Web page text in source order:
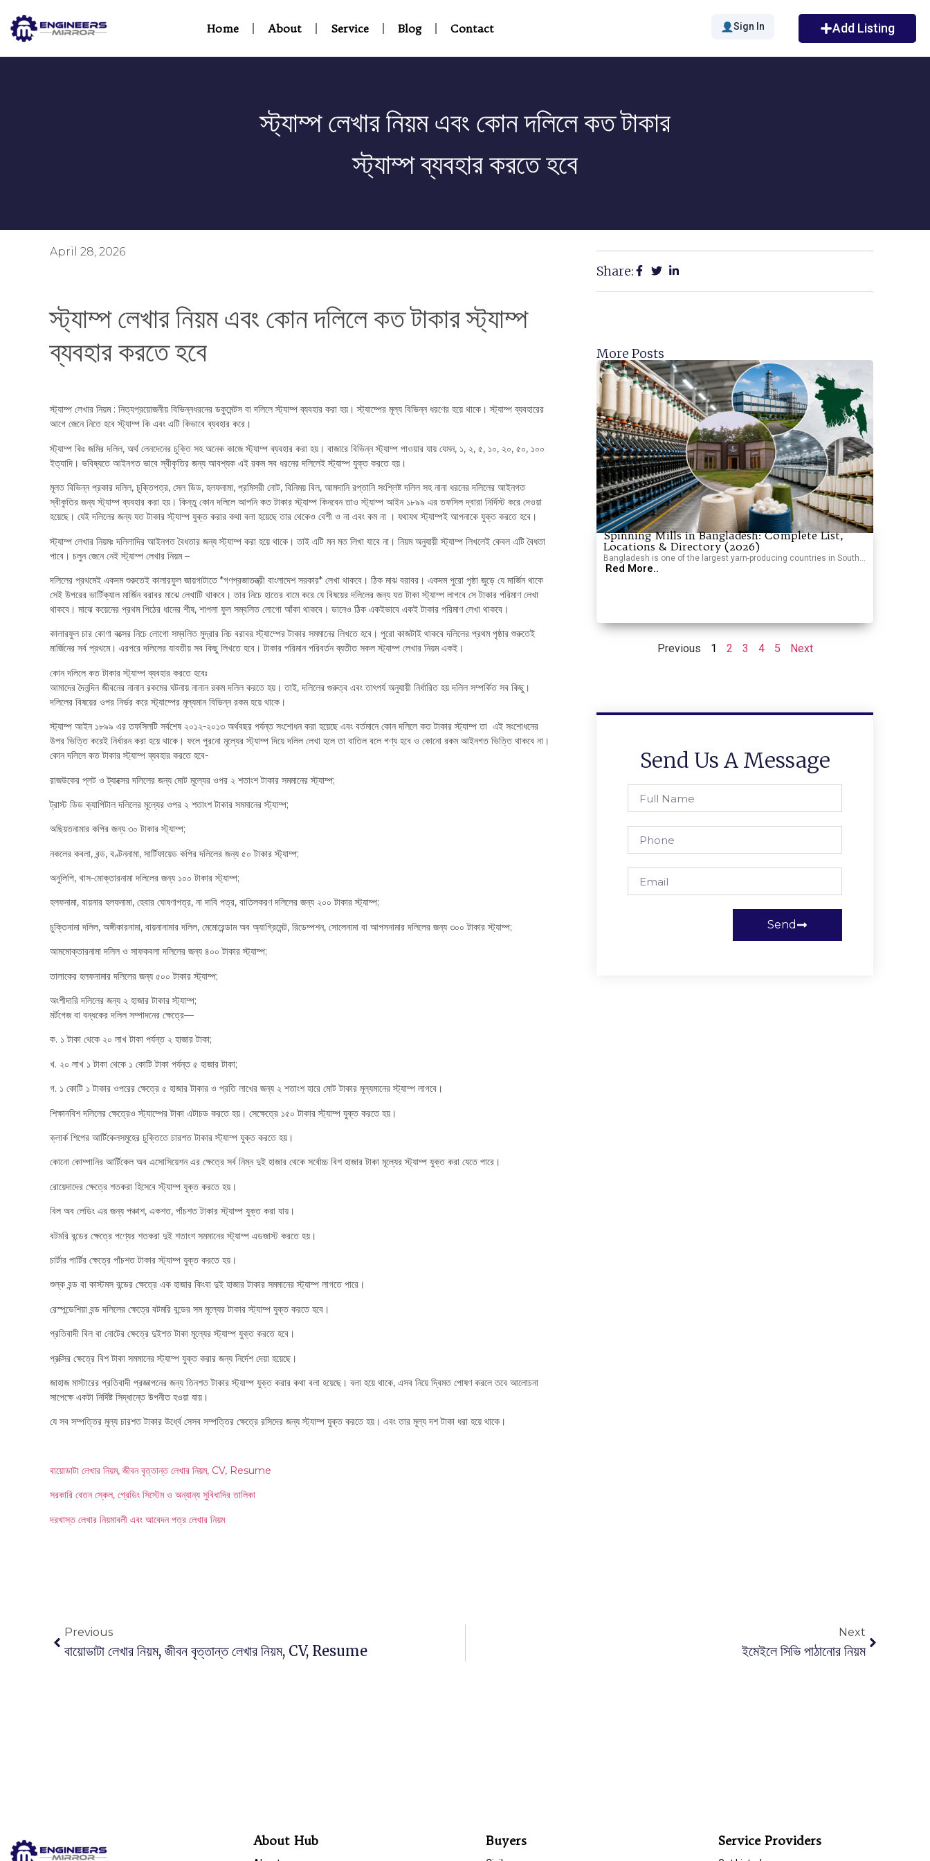
Home About Service Blog Contact Sign In Add Listing
স্ট্যাম্প লেখার নিয়ম এবং কোন দলিলে কত টাকার
স্ট্যাম্প ব্যবহার করতে হবে
April 28, 2026
স্ট্যাম্প লেখার নিয়ম এবং কোন দলিলে কত টাকার স্ট্যাম্প
ব্যবহার করতে হবে
স্ট্যাম্প লেখার নিয়ম : নিত্যপ্রয়োজনীয় বিভিন্নধরনের ডকুমেন্টস বা দলিলে স্ট্যাম্প ব্যবহার করা হয়। স্ট্যাম্পের মূল্য বিভিন্ন ধরণের হয়ে থাকে। স্ট্যাম্প ব্যবহারের
আগে জেনে নিতে হবে স্ট্যাম্প কি এবং এটি কিভাবে ব্যবহার করে।
স্ট্যাম্প কিঃ জমির দলিল, অর্থ লেনদেনের চুক্তি সহ অনেক কাজে স্ট্যাম্প ব্যবহার করা হয়। বাজারে বিভিন্ন স্ট্যাম্প পাওয়ার যায় যেমন, ১, ২, ৫, ১০, ২০, ৫০, ১০০
ইত্যাদি। ভবিষ্যতে আইনগত ভাবে স্বীকৃতির জন্য আবশ্যক এই রকম সব ধরনের দলিলেই স্ট্যাম্প যুক্ত করতে হয়।
মূলত বিভিন্ন প্রকার দলিল, চুক্তিপত্র, সেল ডিড, হলফনামা, প্রমিসরী নোট, বিনিময় বিল, আমদানি রপ্তানি সংশ্লিষ্ট দলিল সহ নানা ধরনের দলিলের আইনগত
স্বীকৃতির জন্য স্ট্যাম্প ব্যবহার করা হয়। কিন্তু কোন দলিলে আপনি কত টাকার স্ট্যাম্প কিনবেন তাও স্ট্যাম্প আইন ১৮৯৯ এর তফসিল দ্বারা নির্দিস্ট করে দেওয়া
হয়েছে। যেই দলিলের জন্য যত টাকার স্ট্যাম্প যুক্ত করার কথা বলা হয়েছে তার থেকেও বেশী ও না এবং কম না । যথাযথ স্ট্যাম্পই আপনাকে যুক্ত করতে হবে।
স্ট্যাম্প লেখার নিয়মঃ দলিলাদির আইনগত বৈধতার জন্য স্ট্যাম্প করা হয়ে থাকে। তাই এটি মন মত লিখা যাবে না। নিয়ম অনুযায়ী স্ট্যাম্প লিখলেই কেবল এটি বৈধতা
পাবে। চলুন জেনে নেই স্ট্যাম্প লেখার নিয়ম –
দলিলের প্রথমেই একদম শুরুতেই কালারফুল জায়গাটাতে *গণপ্রজাতন্ত্রী বাংলাদেশ সরকার* লেখা থাকবে। ঠিক মাঝ বরাবর। একদম পুরো পৃষ্ঠা জুড়ে যে মার্জিন থাকে
সেই উপরের ভার্টিক্যাল মার্জিন বরাবর মাঝে লেখাটি থাকবে। তার নিচে হাতের বামে করে যে বিষয়ের দলিলের জন্য যত টাকা স্ট্যাম্প লাগবে সে টাকার পরিমাণ লেখা
থাকবে। মাঝে কয়েনের প্রথম পিঠের ধানের শীষ, শাপলা ফুল সম্বলিত লোগো আঁকা থাকবে। ডানেও ঠিক একইভাবে একই টাকার পরিমাণ লেখা থাকবে।
কালারফুল চার কোণা বক্সের নিচে লোগো সম্বলিত মুদ্রার নিচ বরাবর স্ট্যাম্পের টাকার সমমানের লিখতে হবে। পুরো কাজটাই থাকবে দলিলের প্রথম পৃষ্ঠার শুরুতেই
মার্জিনের সর্ব প্রথমে। এরপরে দলিলের যাবতীয় সব কিছু লিখতে হবে। টাকার পরিমান পরিবর্তন ব্যতীত সকল স্ট্যাম্প লেখার নিয়ম একই।
কোন দলিলে কত টাকার স্ট্যাম্প ব্যবহার করতে হবেঃ
আমাদের দৈনন্দিন জীবনের নানান রকমের ঘটনায় নানান রকম দলিল করতে হয়। তাই, দলিলের গুরুত্ব এবং তাৎপর্য অনুযায়ী নির্ধারিত হয় দলিল সম্পর্কিত সব কিছু।
দলিলের বিষয়ের ওপর নির্ভর করে স্ট্যাম্পের মূল্যমান বিভিন্ন রকম হয়ে থাকে।
স্ট্যাম্প আইন ১৮৯৯ এর তফসিলটি সর্বশেষ ২০১২-২০১৩ অর্থবছর পর্যন্ত সংশোধন করা হয়েছে এবং বর্তমানে কোন দলিলে কত টাকার স্ট্যাম্প তা এই সংশোধনের
উপর ভিত্তি করেই নির্ধারন করা হয়ে থাকে। ফলে পুরনো মূল্যের স্ট্যাম্প দিয়ে দলিল লেখা হলে তা বাতিল বলে গণ্য হবে ও কোনো রকম আইনগত ভিত্তি থাকবে না।
কোন দলিলে কত টাকার স্ট্যাম্প ব্যবহার করতে হবে-
রাজউকের প্লট ও ট্যাক্সের দলিলের জন্য মোট মূল্যের ওপর ২ শতাংশ টাকার সমমানের স্ট্যাম্প;
ট্রাস্ট ডিড ক্যাপিটাল দলিলের মূল্যের ওপর ২ শতাংশ টাকার সমমানের স্ট্যাম্প;
অছিয়তনামার কপির জন্য ৩০ টাকার স্ট্যাম্প;
নকলের কবলা, বন্ড, বণ্টননামা, সার্টিফায়েড কপির দলিলের জন্য ৫০ টাকার স্ট্যাম্প;
অনুলিপি, খাস-মোক্তারনামা দলিলের জন্য ১০০ টাকার স্ট্যাম্প;
হলফনামা, বায়নার হলফনামা, হেবার ঘোষণাপত্র, না দাবি পত্র, বাতিলকরণ দলিলের জন্য ২০০ টাকার স্ট্যাম্প;
চুক্তিনামা দলিল, অঙ্গীকারনামা, বায়নানামার দলিল, মেমোরেন্ডাম অব অ্যাগ্রিমেন্ট, রিডেম্পশন, সোলেনামা বা আপসনামার দলিলের জন্য ৩০০ টাকার স্ট্যাম্প;
আমমোক্তারনামা দলিল ও সাফকবলা দলিলের জন্য ৪০০ টাকার স্ট্যাম্প;
তালাকের হলফনামার দলিলের জন্য ৫০০ টাকার স্ট্যাম্প;
অংশীদারি দলিলের জন্য ২ হাজার টাকার স্ট্যাম্প;
মর্টগেজ বা বন্ধকের দলিল সম্পাদনের ক্ষেত্রে—
ক. ১ টাকা থেকে ২০ লাখ টাকা পর্যন্ত ২ হাজার টাকা;
খ. ২০ লাখ ১ টাকা থেকে ১ কোটি টাকা পর্যন্ত ৫ হাজার টাকা;
গ. ১ কোটি ১ টাকার ওপরের ক্ষেত্রে ৫ হাজার টাকার ও প্রতি লাখের জন্য ২ শতাংশ হারে মোট টাকার মূল্যমানের স্ট্যাম্প লাগবে।
শিক্ষানবিশ দলিলের ক্ষেত্রেও স্ট্যাম্পের টাকা এটাচড করতে হয়। সেক্ষেত্রে ১৫০ টাকার স্ট্যাম্প যুক্ত করতে হয়।
ক্লার্ক শিপের আর্টিকেলসমুহের চুক্তিতে চারশত টাকার স্ট্যাম্প যুক্ত করতে হয়।
কোনো কোম্পানির আর্টিকেল অব এসোসিয়েশন এর ক্ষেত্রে সর্ব নিম্ন দুই হাজার থেকে সর্বোচ্চ বিশ হাজার টাকা মূল্যের স্ট্যাম্প যুক্ত করা যেতে পারে।
রোয়েদাদের ক্ষেত্রে শতকরা হিসেবে স্ট্যাম্প যুক্ত করতে হয়।
বিল অব লেডিং এর জন্য পঞ্চাশ, একশত, পাঁচশত টাকার স্ট্যাম্প যুক্ত করা যায়।
বটমরি বন্ডের ক্ষেত্রে পণ্যের শতকরা দুই শতাংশ সমমানের স্ট্যাম্প এডজাস্ট করতে হয়।
চার্টার পার্টির ক্ষেত্রে পাঁচশত টাকার স্ট্যাম্প যুক্ত করতে হয়।
শুল্ক বন্ড বা কাস্টমস বন্ডের ক্ষেত্রে এক হাজার কিংবা দুই হাজার টাকার সমমানের স্ট্যাম্প লাগতে পারে।
রেস্পন্ডেশিয়া বন্ড দলিলের ক্ষেত্রে বটমরি বন্ডের সম মূল্যের টাকার স্ট্যাম্প যুক্ত করতে হবে।
প্রতিবাদী বিল বা নোটের ক্ষেত্রে দুইশত টাকা মূল্যের স্ট্যাম্প যুক্ত করতে হবে।
প্রক্সির ক্ষেত্রে বিশ টাকা সমমানের স্ট্যাম্প যুক্ত করার জন্য নির্দেশ দেয়া হয়েছে।
জাহাজ মাস্টারের প্রতিবাদী প্রজ্ঞাপনের জন্য তিনশত টাকার স্ট্যাম্প যুক্ত করার কথা বলা হয়েছে। বলা হয়ে থাকে, এসব নিয়ে দ্বিমত পোষণ করলে তবে আলোচনা
সাপেক্ষে একটা নির্দিষ্ট সিদ্ধান্তে উপনীত হওয়া যায়।
যে সব সম্পত্তির মূল্য চারশত টাকার উর্ধ্বে সেসব সম্পত্তির ক্ষেত্রে রসিদের জন্য স্ট্যাম্প যুক্ত করতে হয়। এবং তার মূল্য দশ টাকা ধরা হয়ে থাকে।
বায়োডাটা লেখার নিয়ম, জীবন বৃত্তান্ত লেখার নিয়ম, CV, Resume
সরকারি বেতন স্কেল, গ্রেডিং সিস্টেম ও অন্যান্য সুবিধাদির তালিকা
দরখাস্ত লেখার নিয়মাবলী এবং আবেদন পত্র লেখার নিয়ম
Share:
More Posts
Spinning Mills in Bangladesh: Complete List,
Locations & Directory (2026)
Bangladesh is one of the largest yarn-producing countries in South...
Red More..
Previous 1 2 3 4 5 Next
Send Us A Message
Send
Previous
বায়োডাটা লেখার নিয়ম, জীবন বৃত্তান্ত লেখার নিয়ম, CV, Resume
Next
ইমেইলে সিভি পাঠানোর নিয়ম
About Hub Buyers Service Providers